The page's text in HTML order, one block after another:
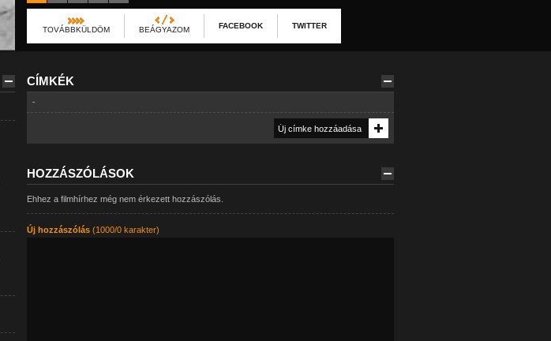
TOVÁBBKÜLDÖM BEÁGYAZOM FACEBOOK TWITTER
CÍMKÉK
-
HOZZÁSZÓLÁSOK
Ehhez a filmhírhez még nem érkezett hozzászólás.
Új hozzászólás(1000/0 karakter)